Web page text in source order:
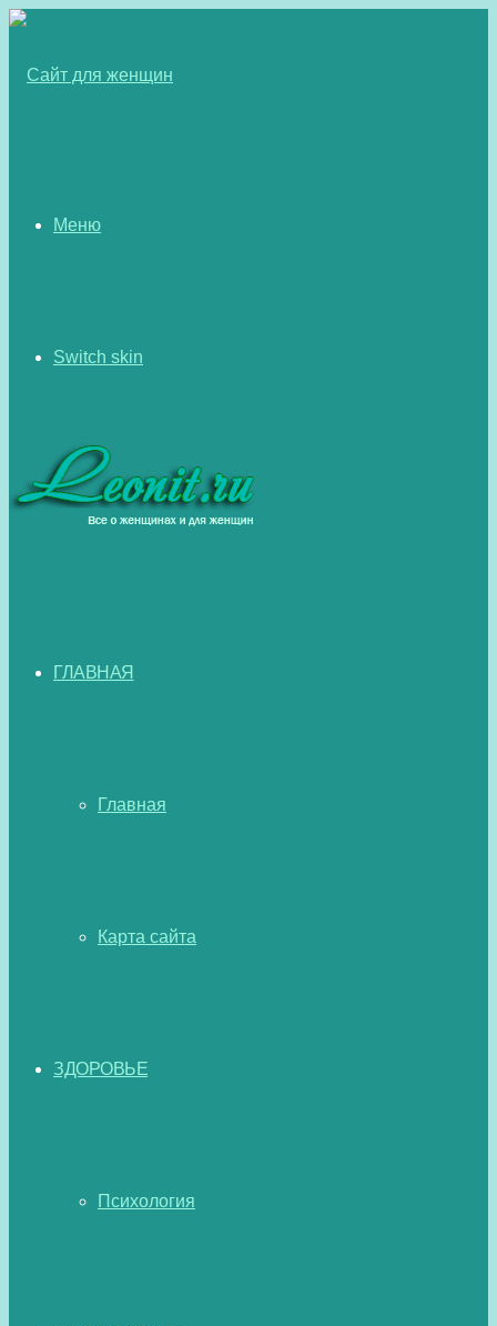
Меню
Switch skin
ГЛАВНАЯ
Главная
Карта сайта
ЗДОРОВЬЕ
Психология